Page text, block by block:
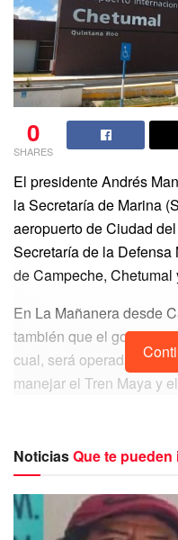
0
SHARES
El presidente Andrés
la Secretaría de Marina
aeropuerto de Ciudad
Secretaría de la
de Campeche, Chetumal
En La Mañanera desde
también que el gobierno
cual, será operada por la
manejar el Tren Maya y
NoticiasQue te